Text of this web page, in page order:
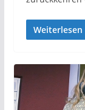
Weiterlesen